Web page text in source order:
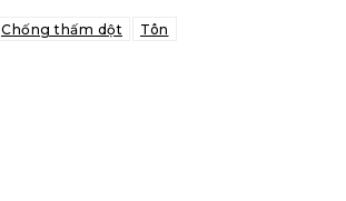
Chống thấm dột Tôn